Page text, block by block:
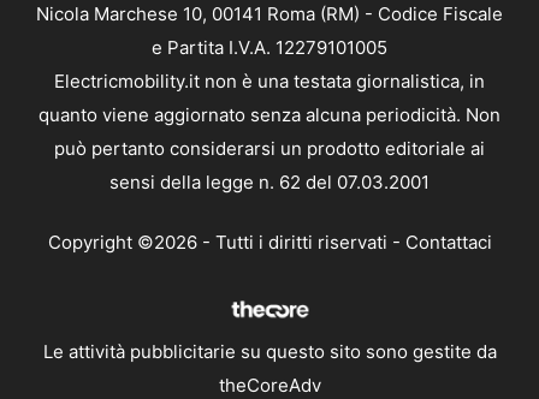
Nicola Marchese 10, 00141 Roma (RM) - Codice Fiscale
e Partita I.V.A. 12279101005
Electricmobility.it non è una testata giornalistica, in
quanto viene aggiornato senza alcuna periodicità. Non
può pertanto considerarsi un prodotto editoriale ai
sensi della legge n. 62 del 07.03.2001
Copyright ©2026 - Tutti i diritti riservati - Contattaci
Le attività pubblicitarie su questo sito sono gestite da
theCoreAdv